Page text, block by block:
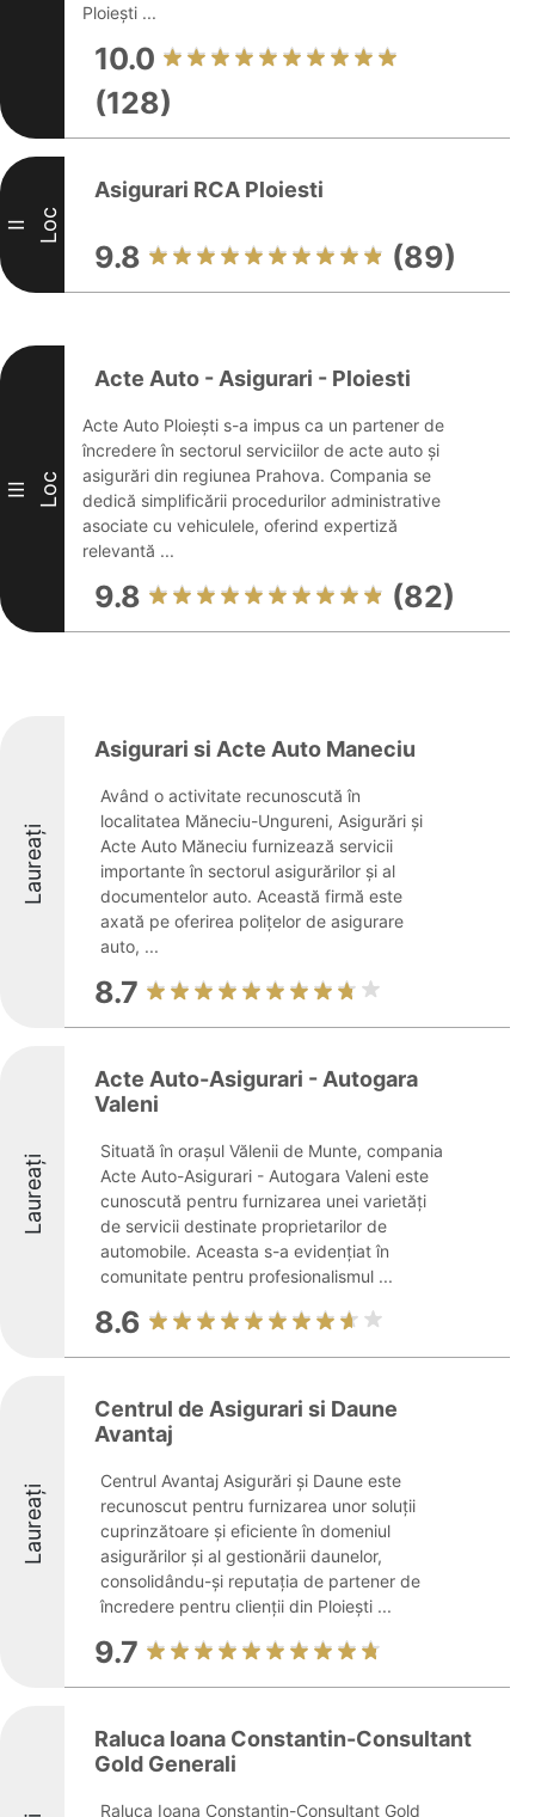
Ploiești ...
10.0
(128)
II Loc
Asigurari RCA Ploiesti
9.8 (89)
III Loc
Acte Auto - Asigurari - Ploiesti
Acte Auto Ploiești s-a impus ca un partener de
încredere în sectorul serviciilor de acte auto și
asigurări din regiunea Prahova. Compania se
dedică simplificării procedurilor administrative
asociate cu vehiculele, oferind expertiză
relevantă ...
9.8 (82)
Laureați
Asigurari si Acte Auto Maneciu
Având o activitate recunoscută în
localitatea Măneciu-Ungureni, Asigurări și
Acte Auto Măneciu furnizează servicii
importante în sectorul asigurărilor și al
documentelor auto. Această firmă este
axată pe oferirea polițelor de asigurare
auto, ...
8.7
Laureați
Acte Auto-Asigurari - Autogara
Valeni
Situată în orașul Vălenii de Munte, compania
Acte Auto-Asigurari - Autogara Valeni este
cunoscută pentru furnizarea unei varietăți
de servicii destinate proprietarilor de
automobile. Aceasta s-a evidențiat în
comunitate pentru profesionalismul ...
8.6
Laureați
Centrul de Asigurari si Daune
Avantaj
Centrul Avantaj Asigurări și Daune este
recunoscut pentru furnizarea unor soluții
cuprinzătoare și eficiente în domeniul
asigurărilor și al gestionării daunelor,
consolidându-și reputația de partener de
încredere pentru clienții din Ploiești ...
9.7
Raluca Ioana Constantin-Consultant
Gold Generali
Raluca Ioana Constantin-Consultant Gold